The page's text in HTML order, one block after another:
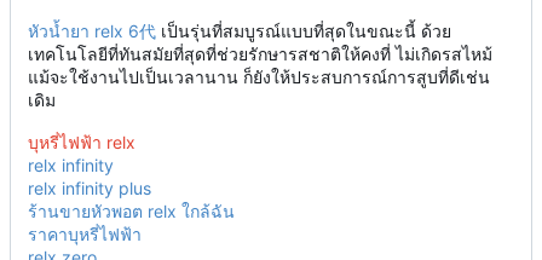
หัวน้ำยา relx 6代 เป็นรุ่นที่สมบูรณ์แบบที่สุดในขณะนี้ ด้วย
เทคโนโลยีที่ทันสมัยที่สุดที่ช่วยรักษารสชาติให้คงที่ ไม่เกิดรสไหม้
แม้จะใช้งานไปเป็นเวลานาน ก็ยังให้ประสบการณ์การสูบที่ดีเช่น
เดิม
บุหรี่ไฟฟ้า relx
relx infinity
relx infinity plus
ร้านขายหัวพอต relx ใกล้ฉัน
ราคาบุหรี่ไฟฟ้า